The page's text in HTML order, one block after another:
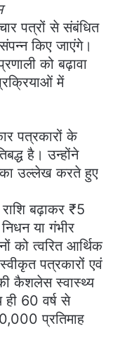
पत्रों से संबंधित
संपन्न किए जाएंगे।
को बढ़ावा
में
पत्रकारों के
है। उन्होंने
का उल्लेख करते हुए
बढ़ाकर ₹5
या गंभीर
को त्वरित आर्थिक
पत्रकारों एवं
कैशलेस स्वास्थ्य
60 वर्ष से
प्रतिमाह